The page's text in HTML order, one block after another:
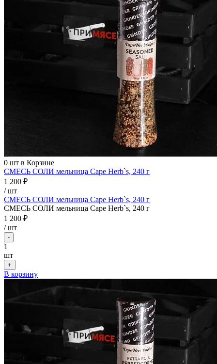
0 шт в Корзине
СМЕСЬ СОЛИ мельница Cape Herb`s, 240 г
1 200 ₽
/ шт
СМЕСЬ СОЛИ мельница Cape Herb`s, 240 г
СМЕСЬ СОЛИ мельница Cape Herb`s, 240 г
1 200 ₽
/шт
-
1
шт
+
В корзину